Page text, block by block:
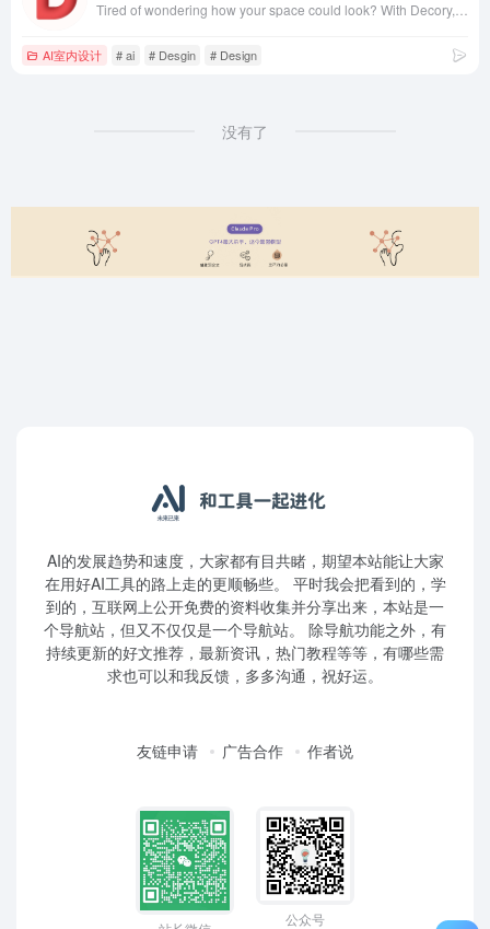
AI室内设计 # ai # Desgin # Design
没有了
AI的发展趋势和速度，大家都有目共睹，期望本站能让大家
在用好AI工具的路上走的更顺畅些。 平时我会把看到的，学
到的，互联网上公开免费的资料收集并分享出来，本站是一
个导航站，但又不仅仅是一个导航站。 除导航功能之外，有
持续更新的好文推荐，最新资讯，热门教程等等，有哪些需
求也可以和我反馈，多多沟通，祝好运。
友链申请 广告合作 作者说
公众号